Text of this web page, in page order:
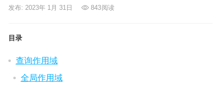
发布: 2023年 1月 31日 843阅读
目录
查询作用域
全局作用域